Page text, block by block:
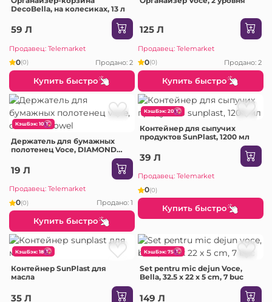
DecoBella, на колесиках, 13 л
59 Л
Продавец: Telemarket
0(0) Продано: 2
Купить быстро
125 Л
Продавец: Telemarket
0(0) Продано: 2
Купить быстро
КэшБэк: 10
Держатель для бумажных
полотенец Voce, DIAMOND
19 Л
Продавец: Telemarket
0(0) Продано: 1
Купить быстро
КэшБэк: 20
Контейнер для сыпучих
продуктов SunPlast, 1200 мл
39 Л
Продавец: Telemarket
0(0)
Купить быстро
КэшБэк: 18
Контейнер SunPlast для
масла
35 Л
КэшБэк: 75
Set pentru mic dejun Voce,
Bella, 32.5 х 22 х 5 сm, 7 buc
149 Л